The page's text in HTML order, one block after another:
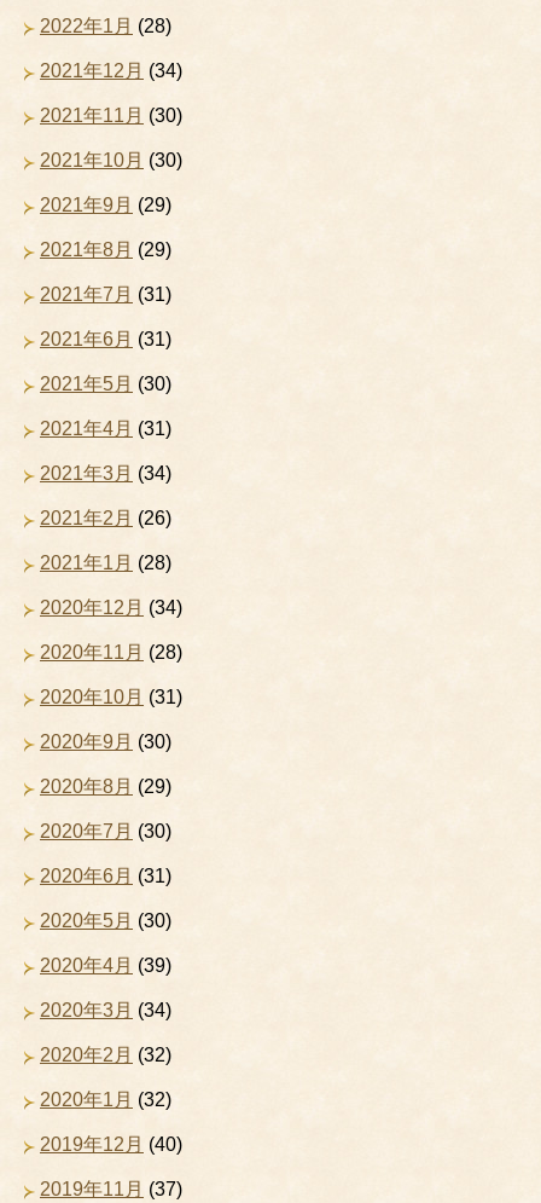
2022年1月 (28)
2021年12月 (34)
2021年11月 (30)
2021年10月 (30)
2021年9月 (29)
2021年8月 (29)
2021年7月 (31)
2021年6月 (31)
2021年5月 (30)
2021年4月 (31)
2021年3月 (34)
2021年2月 (26)
2021年1月 (28)
2020年12月 (34)
2020年11月 (28)
2020年10月 (31)
2020年9月 (30)
2020年8月 (29)
2020年7月 (30)
2020年6月 (31)
2020年5月 (30)
2020年4月 (39)
2020年3月 (34)
2020年2月 (32)
2020年1月 (32)
2019年12月 (40)
2019年11月 (37)